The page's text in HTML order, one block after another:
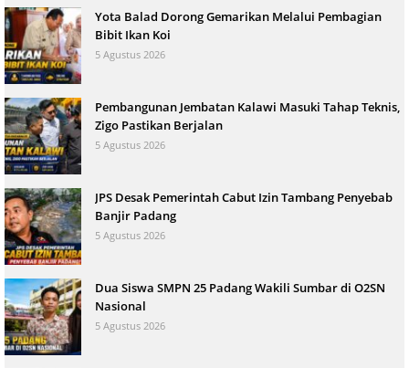
Yota Balad Dorong Gemarikan Melalui Pembagian
Bibit Ikan Koi
5 Agustus 2026
Pembangunan Jembatan Kalawi Masuki Tahap Teknis,
Zigo Pastikan Berjalan
5 Agustus 2026
JPS Desak Pemerintah Cabut Izin Tambang Penyebab
Banjir Padang
5 Agustus 2026
Dua Siswa SMPN 25 Padang Wakili Sumbar di O2SN
Nasional
5 Agustus 2026